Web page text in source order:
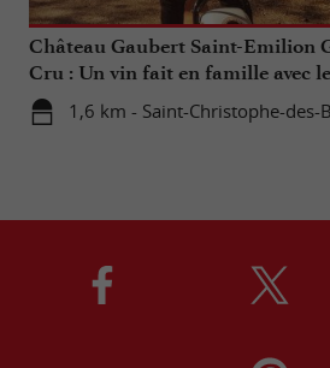
Château Gaubert Saint-Emilion
Cru : Un vin fait en famille avec
1,6 km - Saint-Christophe-des-